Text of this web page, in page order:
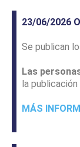
23/06/2026
Se publican
Las
la
MÁS